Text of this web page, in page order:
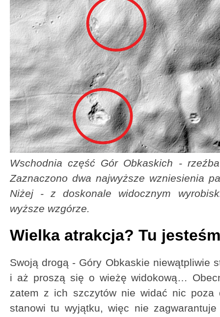
Wschodnia część Gór Obkaskich -
Zaznaczono dwa najwyższe wzniesienia
Niżej - z doskonale widocznym
wyższe wzgórze.
Wielka atrakcja? Tu
Swoją drogą - Góry Obkaskie niewątpliwie
i aż proszą się o wieżę widokową…
zatem z ich szczytów nie widać nic poza
stanowi tu wyjątku, więc nie